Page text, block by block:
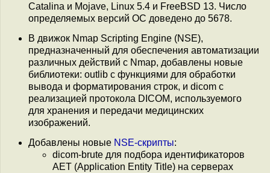
Catalina и Mojave, Linux 5.4 и FreeBSD 13. Число
определяемых версий ОС доведено до 5678.
В движок Nmap Scripting Engine (NSE),
предназначенный для обеспечения автоматизации
различных действий с Nmap, добавлены новые
библиотеки: outlib с функциями для обработки
вывода и форматирования строк, и dicom с
реализацией протокола DICOM, используемого
для хранения и передачи медицинских
изображений.
Добавлены новые NSE-скрипты:
dicom-brute для подбора идентификаторов
AET (Application Entity Title) на серверах